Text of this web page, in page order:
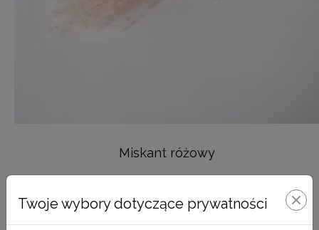
Miskant różowy
Twoje wybory dotyczące prywatności